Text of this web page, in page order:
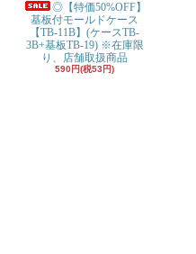
◎【特価50%OFF】
基板付モールドケース
【TB-11B】(ケースTB-
3B+基板TB-19) ※在庫限
り、店舗取扱商品
590円(税53円)